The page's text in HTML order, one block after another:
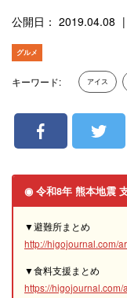
公開日： 2019.04.08
グルメ
キーワード: アイス
◉ 令和8年 熊本地震
▼避難所まとめ
http://higojournal.com/
▼食料支援まとめ
https://